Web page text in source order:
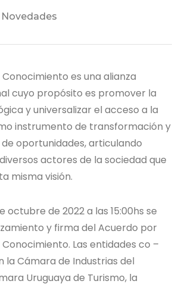
Novedades
es una alianza
cuyo propósito es promover la
y universalizar el acceso a la
instrumento de transformación y
oportunidades, articulando
actores de la sociedad que
misma visión.
octubre de 2022 a las 15:00hs se
y firma del Acuerdo por
Las entidades co –
la Cámara de Industrias del
Uruguaya de Turismo, la